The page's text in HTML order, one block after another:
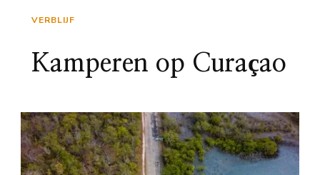
VERBLIJF
Kamperen op Curaçao